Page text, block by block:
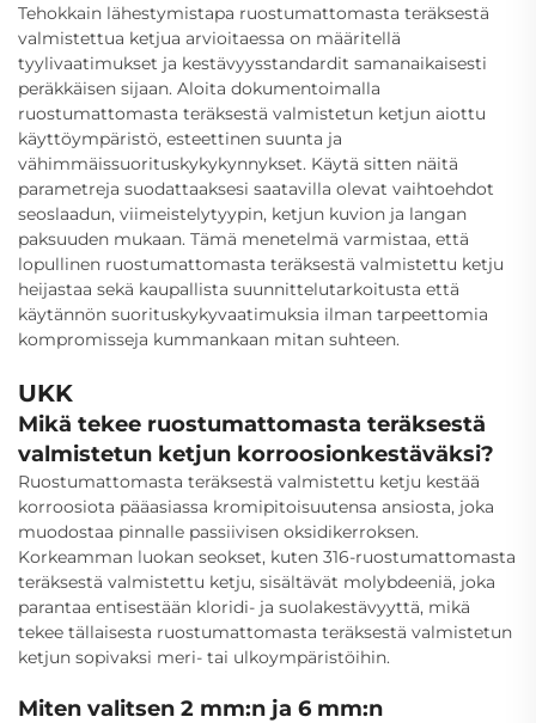
Tehokkain lähestymistapa ruostumattomasta teräksestä
valmistettua ketjua arvioitaessa on määritellä
tyylivaatimukset ja kestävyysstandardit samanaikaisesti
peräkkäisen sijaan. Aloita dokumentoimalla
ruostumattomasta teräksestä valmistetun ketjun aiottu
käyttöympäristö, esteettinen suunta ja
vähimmäissuorituskykykynnykset. Käytä sitten näitä
parametreja suodattaaksesi saatavilla olevat vaihtoehdot
seoslaadun, viimeistelytyypin, ketjun kuvion ja langan
paksuuden mukaan. Tämä menetelmä varmistaa, että
lopullinen ruostumattomasta teräksestä valmistettu ketju
heijastaa sekä kaupallista suunnittelutarkoitusta että
käytännön suorituskykyvaatimuksia ilman tarpeettomia
kompromisseja kummankaan mitan suhteen.
UKK
Mikä tekee ruostumattomasta teräksestä
valmistetun ketjun korroosionkestäväksi?
Ruostumattomasta teräksestä valmistettu ketju kestää
korroosiota pääasiassa kromipitoisuutensa ansiosta, joka
muodostaa pinnalle passiivisen oksidikerroksen.
Korkeamman luokan seokset, kuten 316-ruostumattomasta
teräksestä valmistettu ketju, sisältävät molybdeeniä, joka
parantaa entisestään kloridi- ja suolakestävyyttä, mikä
tekee tällaisesta ruostumattomasta teräksestä valmistetun
ketjun sopivaksi meri- tai ulkoympäristöihin.
Miten valitsen 2 mm:n ja 6 mm:n